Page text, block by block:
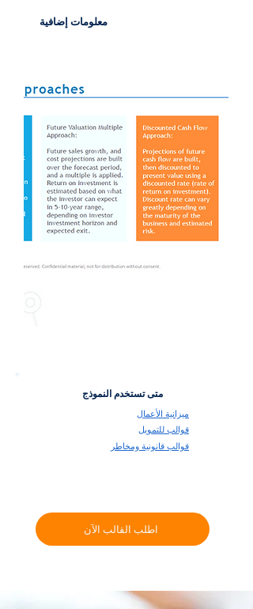
معلومات إضافية
متى تستخدم النموذج
ميزانية الأعمال
قوالب للتمويل
قوالب قانونية ومخاطر
اطلب القالب الآن